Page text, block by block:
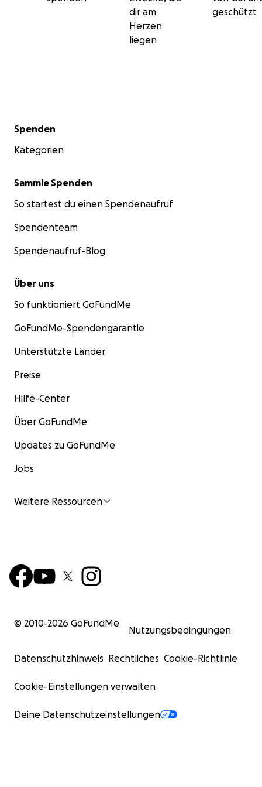
dir am
Herzen
liegen
geschützt
Sekundärmenü
Spenden
Kategorien
Sammle Spenden
So startest du einen Spendenaufruf
Spendenteam
Spendenaufruf-Blog
Über uns
So funktioniert GoFundMe
GoFundMe-Spendengarantie
Unterstützte Länder
Preise
Hilfe-Center
Über GoFundMe
Updates zu GoFundMe
Jobs
Weitere Ressourcen
© 2010-2026 GoFundMe
Nutzungsbedingungen
Datenschutzhinweis Rechtliches Cookie-Richtlinie
Cookie-Einstellungen verwalten
Deine Datenschutzeinstellungen